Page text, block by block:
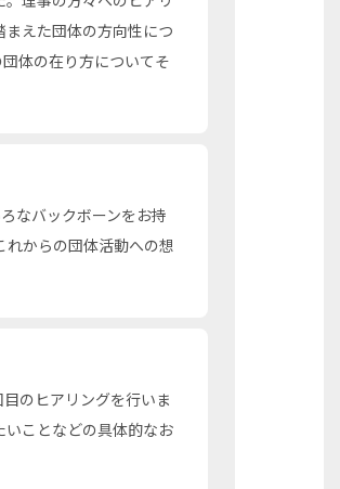
えた団体の方向性につ
体の在り方についてそ
なバックボーンをお持
からの団体活動への想
のヒアリングを行いま
いことなどの具体的なお